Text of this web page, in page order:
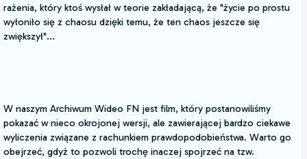
rażenia, który ktoś wysłał w teorie zakładającą, że "życie po prostu
wyłoniło się z chaosu dzięki temu, że ten chaos jeszcze się
zwiększył"...
W naszym Archiwum Wideo FN jest film, który postanowiliśmy
pokazać w nieco okrojonej wersji, ale zawierającej bardzo ciekawe
wyliczenia związane z rachunkiem prawdopodobieństwa. Warto go
obejrzeć, gdyż to pozwoli trochę inaczej spojrzeć na tzw.